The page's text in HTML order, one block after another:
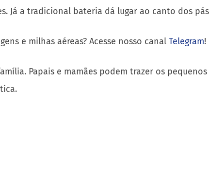
Já a tradicional bateria dá lugar ao canto dos
e milhas aéreas? Acesse nosso canal Telegram!
Papais e mamães podem trazer os